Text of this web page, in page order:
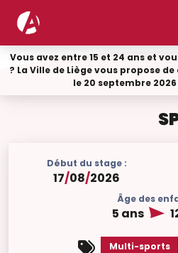
Vous avez entre 15 et 24 ans et
? La Ville de Liège vous propose
le 20 septembre 2026
Début du stage :
17/08/2026
Âge des
5 ans
Multi-sports